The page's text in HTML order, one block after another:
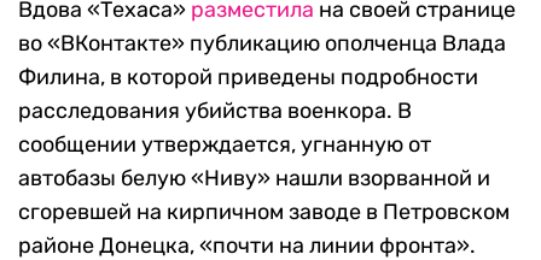
Вдова «Техаса» разместила на своей странице
во «ВКонтакте» публикацию ополченца Влада
Филина, в которой приведены подробности
расследования убийства военкора. В
сообщении утверждается, угнанную от
автобазы белую «Ниву» нашли взорванной и
сгоревшей на кирпичном заводе в Петровском
районе Донецка, «почти на линии фронта».